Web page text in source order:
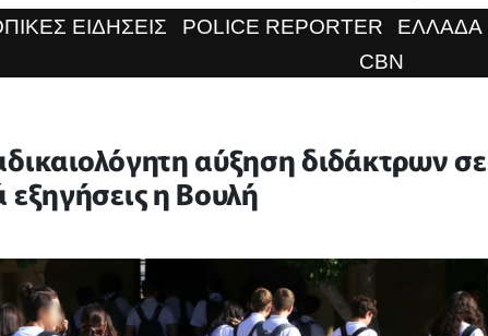
ΕΙΔΗΣΕΙΣ POLICE REPORTER ΕΛΛΑΔΑ
CBN
αύξηση διδάκτρων σε
εξηγήσεις η Βουλή